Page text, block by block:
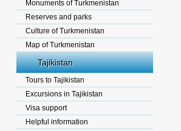
Monuments of Turkmenistan
Reserves and parks
Culture of Turkmenistan
Map of Turkmenistan
Tajikistan
Tours to Tajikistan
Excursions in Tajikistan
Visa support
Helpful information